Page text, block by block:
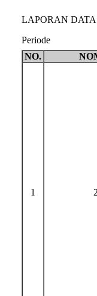
LAPORAN
Periode
NO.
1